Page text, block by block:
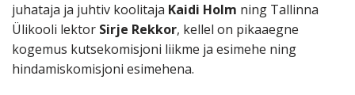
juhataja ja juhtiv koolitaja Kaidi Holm ning Tallinna
Ülikooli lektor Sirje Rekkor, kellel on pikaaegne
kogemus kutsekomisjoni liikme ja esimehe ning
hindamiskomisjoni esimehena.